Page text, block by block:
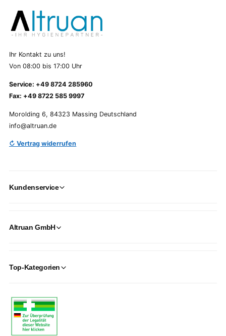
Ihr Kontakt zu uns!
Von 08:00 bis 17:00 Uhr
Service: +49 8724 285960
Fax: +49 8722 585 9997
Morolding 6, 84323 Massing Deutschland
info@altruan.de
↻ Vertrag widerrufen
Kundenservice
Altruan GmbH
Top-Kategorien